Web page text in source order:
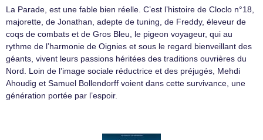
La Parade, est une fable bien réelle. C’est l’histoire de Cloclo n°18,
majorette, de Jonathan, adepte de tuning, de Freddy, éleveur de
coqs de combats et de Gros Bleu, le pigeon voyageur, qui au
rythme de l’harmonie de Oignies et sous le regard bienveillant des
géants, vivent leurs passions héritées des traditions ouvrières du
Nord. Loin de l’image sociale réductrice et des préjugés, Mehdi
Ahoudig et Samuel Bollendorff voient dans cette survivance, une
génération portée par l’espoir.